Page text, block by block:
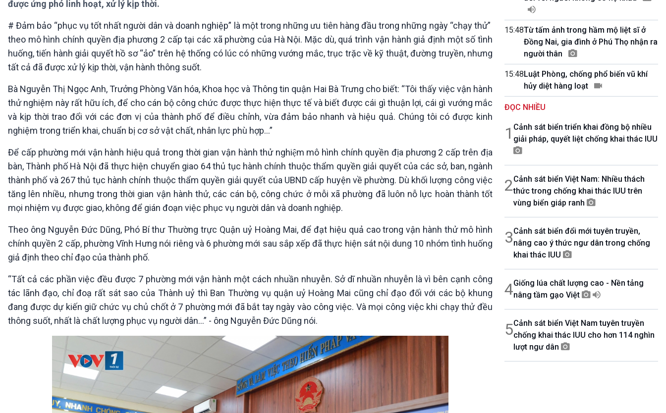
360 độ Sức khỏe
Tài nguyên và Môi trường
Chuyên gia của bạn
Xã hội chuyển động
Bước chân đến trường
Kết nối công nghệ
khí hậu
E-Magazine
10 phút Sự kiện - Luận bàn
Dòng chảy sự kiện
Đối thoại
Diễn đàn chủ nhật
Chuyện đêm
VOV1 đặc biệt
Thanh âm ký sự
Chân dung cuộc sống
Các chương trình đặc biệt
được ứng phó linh hoạt, xử lý kịp thời.
# Đảm bảo “phục vụ tốt nhất người dân và doanh nghiệp” là một trong những ưu tiên hàng đầu trong những ngày “chạy thử”
theo mô hình chính quyền địa phương 2 cấp tại các xã phường của Hà Nội. Mặc dù, quá trình vận hành giả định một số tình
huống, tiến hành giải quyết hồ sơ “ảo” trên hệ thống có lúc có những vướng mắc, trục trặc về kỹ thuật, đường truyền, nhưng
tất cả đã được xử lý kịp thời, vận hành thông suốt.
Bà Nguyễn Thị Ngọc Anh, Trưởng Phòng Văn hóa, Khoa học và Thông tin quận Hai Bà Trưng cho biết: “Tôi thấy việc vận hành
thử nghiệm này rất hữu ích, để cho cán bộ công chức được thực hiện thực tế và biết được cái gì thuận lợi, cái gì vướng mắc
và kịp thời trao đổi với các đơn vị của thành phố để điều chỉnh, vừa đảm bảo nhanh và hiệu quả. Chúng tôi có được kinh
nghiệm trong triển khai, chuẩn bị cơ sở vật chất, nhân lực phù hợp…”
Để cấp phường mới vận hành hiệu quả trong thời gian vận hành thử nghiệm mô hình chính quyền địa phương 2 cấp trên địa
bàn, Thành phố Hà Nội đã thực hiện chuyển giao 64 thủ tục hành chính thuộc thẩm quyền giải quyết của các sở, ban, ngành
thành phố và 267 thủ tục hành chính thuộc thẩm quyền giải quyết của UBND cấp huyện về phường. Dù khối lượng công việc
tăng lên nhiều, nhưng trong thời gian vận hành thử, các cán bộ, công chức ở mỗi xã phường đã luôn nỗ lực hoàn thành tốt
mọi nhiệm vụ được giao, không để gián đoạn việc phục vụ người dân và doanh nghiệp.
Theo ông Nguyễn Đức Dũng, Phó Bí thư Thường trực Quận uỷ Hoàng Mai, để đạt hiệu quả cao trong vận hành thử mô hình
chính quyền 2 cấp, phường Vĩnh Hưng nói riêng và 6 phường mới sau sắp xếp đã thực hiện sát nội dung 10 nhóm tình huống
giả định theo chỉ đạo của thành phố.
“Tất cả các phần việc đều được 7 phường mới vận hành một cách nhuần nhuyễn. Sở dĩ nhuần nhuyễn là vì bên cạnh công
tác lãnh đạo, chỉ đoạ rất sát sao của Thành uỷ thì Ban Thường vụ quận uỷ Hoàng Mai cũng chỉ đạo đối với các bộ khung
đang được dự kiến giữ chức vụ chủ chốt ở 7 phường mới đã bắt tay ngày vào công việc. Và mọi công việc khi chạy thử đều
thông suốt, nhất là chất lượng phục vụ người dân…” - ông Nguyễn Đức Dũng nói.
15:48Từ tấm ảnh trong hầm mộ liệt sĩ ở
Đồng Nai, gia đình ở Phú Thọ nhận ra
người thân
15:48Luật Phòng, chống phổ biến vũ khí
hủy diệt hàng loạt
ĐỌC NHIỀU
1 Cảnh sát biển triển khai đồng bộ nhiều
giải pháp, quyết liệt chống khai thác IUU
2Cảnh sát biển Việt Nam: Nhiều thách
thức trong chống khai thác IUU trên
vùng biển giáp ranh
3Cảnh sát biển đổi mới tuyên truyền,
nâng cao ý thức ngư dân trong chống
khai thác IUU
4Giống lúa chất lượng cao - Nền tảng
nâng tầm gạo Việt
5Cảnh sát biển Việt Nam tuyên truyền
chống khai thác IUU cho hơn 114 nghìn
lượt ngư dân